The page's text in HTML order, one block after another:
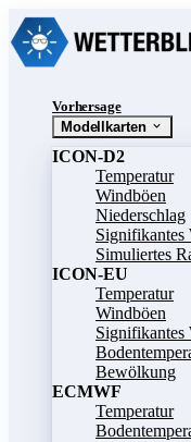
Vorhersage
Modellkarten
ICON-D2
Temperatur
Windböen
Niederschlag
Signifikantes
Simuliertes
ICON-EU
Temperatur
Windböen
Signifikantes
Bewölkung
ECMWF
Temperatur